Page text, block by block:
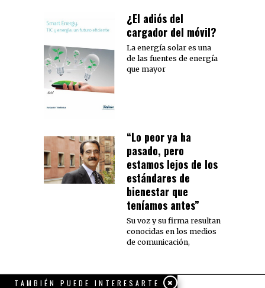
¿El adiós del
cargador del móvil?
La energía solar es una
de las fuentes de energía
que mayor
“Lo peor ya ha
pasado, pero
estamos lejos de los
estándares de
bienestar que
teníamos antes”
Su voz y su firma resultan
conocidas en los medios
de comunicación,
TAMBIÉN PUEDE INTERESARTE